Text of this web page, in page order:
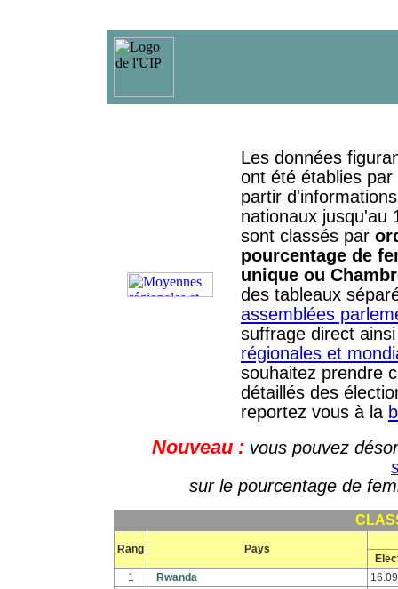
Les données
ont été établies par
partir
nationaux
sont classés par
pourcentage de
unique ou
des tableaux
assemblées
suffrage direct
régionales et
souhaitez prendre
détaillés des
reportez vous à la
Nouveau :vous pouvez
sur le pourcentage de
Rang Pays
1
Rwanda